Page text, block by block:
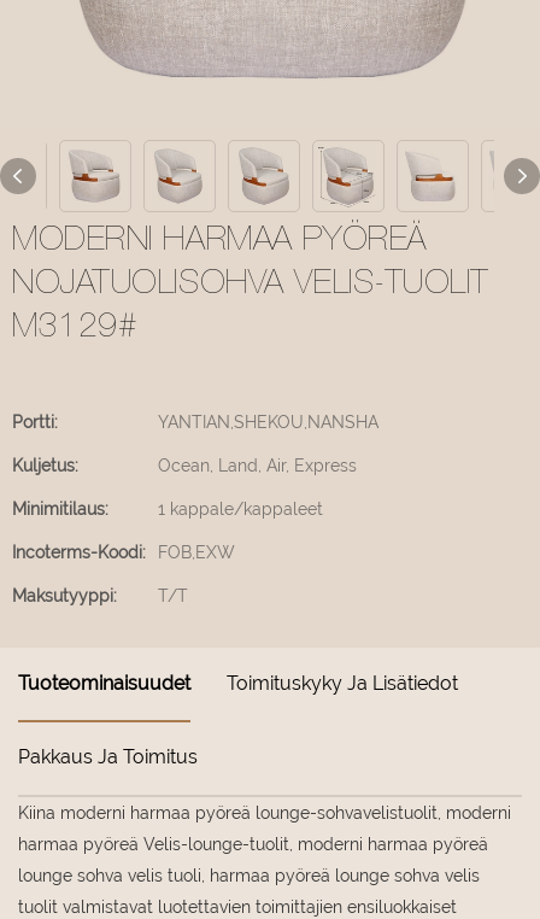
MODERNI HARMAA PYÖREÄ
NOJATUOLISOHVA VELIS-TUOLIT
M3129#
Portti: YANTIAN,SHEKOU,NANSHA
Kuljetus: Ocean, Land, Air, Express
Minimitilaus: 1 kappale/kappaleet
Incoterms-Koodi: FOB,EXW
Maksutyyppi: T/T
Tuoteominaisuudet Toimituskyky Ja Lisätiedot
Pakkaus Ja Toimitus
Kiina moderni harmaa pyöreä lounge-sohvavelistuolit, moderni
harmaa pyöreä Velis-lounge-tuolit, moderni harmaa pyöreä
lounge sohva velis tuoli, harmaa pyöreä lounge sohva velis
tuolit valmistavat luotettavien toimittajien ensiluokkaiset